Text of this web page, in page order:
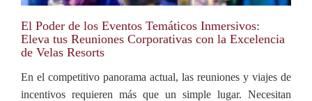
El Poder de los Eventos Temáticos Inmersivos:
Eleva tus Reuniones Corporativas con la Excelencia
de Velas Resorts
En el competitivo panorama actual, las reuniones y viajes de
incentivos requieren más que un simple lugar. Necesitan